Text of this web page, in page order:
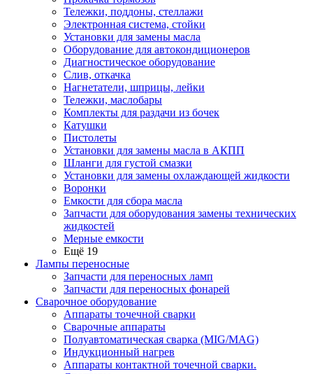
Тележки, поддоны, стеллажи
Электронная система, стойки
Установки для замены масла
Оборудование для автокондиционеров
Диагностическое оборудование
Слив, откачка
Нагнетатели, шприцы, лейки
Тележки, маслобары
Комплекты для раздачи из бочек
Катушки
Пистолеты
Установки для замены масла в АКПП
Шланги для густой смазки
Установки для замены охлаждающей жидкости
Воронки
Емкости для сбора масла
Запчасти для оборудования замены технических
жидкостей
Мерные емкости
Ещё 19
Лампы переносные
Запчасти для переносных ламп
Запчасти для переносных фонарей
Сварочное оборудование
Аппараты точечной сварки
Сварочные аппараты
Полуавтоматическая сварка (MIG/MAG)
Индукционный нагрев
Аппараты контактной точечной сварки.